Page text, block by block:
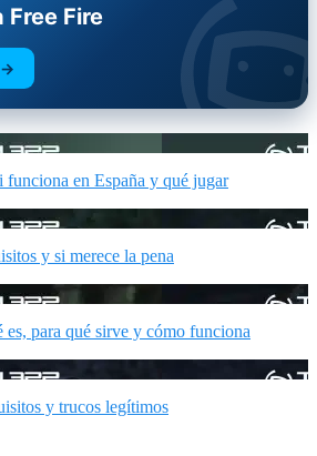
Free Fire
→
funciona en España y qué jugar
y si merece la pena
es, para qué sirve y cómo funciona
y trucos legítimos